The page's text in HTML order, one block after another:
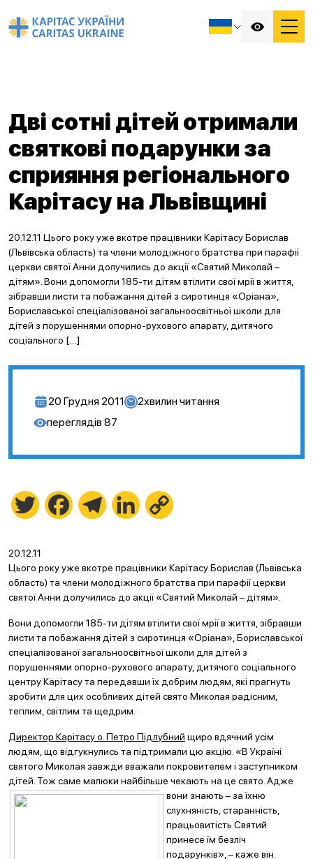
Дві сотні дітей отримали
святкові подарунки за
сприяння регіонального
Карітасу на Львівщині
20.12.11 Цього року уже вкотре працівники Карітасу Борислав
(Львівська область) та члени молодіжного братства при парафії
церкви святої Анни долучились до акції «Святий Миколай –
дітям». Вони допомогли 185-ти дітям втілити свої мрії в життя,
зібравши листи та побажання дітей з сиротинця «Оріана»,
Бориславської спеціалізованої загальноосвітньої школи для
дітей з порушеннями опорно-рухового апарату, дитячого
соціального […]
20 Грудня 2011 2хвилин читання
переглядів 87
Twitter FacebookTelegramLinkedIn
20.12.11
Цього року уже вкотре працівники Карітасу Борислав (Львівська
область) та члени молодіжного братства при парафії церкви
святої Анни долучились до акції «Святий Миколай – дітям».
Вони допомогли 185-ти дітям втілити свої мрії в життя, зібравши
листи та побажання дітей з сиротинця «Оріана», Бориславської
спеціалізованої загальноосвітньої школи для дітей з
порушеннями опорно-рухового апарату, дитячого соціального
центру Карітасу та передавши їх добрим людям, які прагнуть
зробити для цих особливих дітей свято Миколая радісним,
теплим, світлим та щедрим.
Директор Карітасу о. Петро Підлубний щиро вдячний усім
людям, що відгукнулись та підтримали цю акцію. «В Україні
святого Миколая завжди вважали покровителем і заступником
дітей. Тож саме малюки найбільше чекають на це свято. Адже
вони знають – за їхню
слухняність, старанність,
працьовитість Святий
принесе їм безліч
подарунків», – каже він.